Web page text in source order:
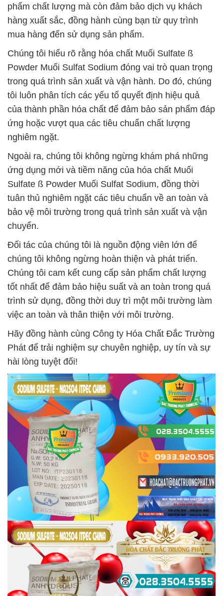
phẩm chất lượng mà còn đảm bảo dịch vụ khách
hàng xuất sắc, đồng hành cùng bạn từ quy trình
mua hàng đến sử dụng sản phẩm.
Chúng tôi hiểu rõ rằng hóa chất Muối Sulfate ß
Powder Muối Sulfat Sodium đóng vai trò quan trọng
trong quá trình sản xuất và vận hành. Do đó, chúng
tôi luôn phân tích các yếu tố quyết định hiệu quả
của thành phần hóa chất để đảm bảo sản phẩm đáp
ứng hoặc vượt qua các tiêu chuẩn chất lượng
nghiêm ngặt.
Ngoài ra, chúng tôi không ngừng khám phá những
ứng dụng mới và tiềm năng của hóa chất Muối
Sulfate ß Powder Muối Sulfat Sodium, đồng thời
tuân thủ nghiêm ngặt các tiêu chuẩn về an toàn và
bảo vệ môi trường trong quá trình sản xuất và vận
chuyển.
Đối tác của chúng tôi là nguồn động viên lớn để
chúng tôi không ngừng hoàn thiện và phát triển.
Chúng tôi cam kết cung cấp sản phẩm chất lượng
tốt nhất để đảm bảo hiệu suất và an toàn trong quá
trình sử dụng, đồng thời duy trì một môi trường làm
việc an toàn và thân thiện với môi trường.
Hãy đồng hành cùng Công ty Hóa Chất Đắc Trường
Phát để trải nghiệm sự chuyên nghiệp, uy tín và sự
hài lòng tuyệt đối!